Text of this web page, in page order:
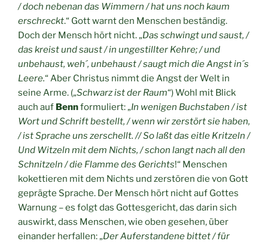
/ doch nebenan das Wimmern / hat uns noch kaum
erschreckt.“ Gott warnt den Menschen beständig.
Doch der Mensch hört nicht. „Das schwingt und saust, /
das kreist und saust / in ungestillter Kehre; / und
unbehaust, weh´, unbehaust / saugt mich die Angst in´s
Leere.“ Aber Christus nimmt die Angst der Welt in
seine Arme. („Schwarz ist der Raum“) Wohl mit Blick
auch auf Bennformuliert: „In wenigen Buchstaben / ist
Wort und Schrift bestellt, / wenn wir zerstört sie haben,
/ ist Sprache uns zerschellt. // So laßt das eitle Kritzeln /
Und Witzeln mit dem Nichts, / schon langt nach all den
Schnitzeln / die Flamme des Gerichts!“ Menschen
kokettieren mit dem Nichts und zerstören die von Gott
geprägte Sprache. Der Mensch hört nicht auf Gottes
Warnung – es folgt das Gottesgericht, das darin sich
auswirkt, dass Menschen, wie oben gesehen, über
einander herfallen: „Der Auferstandene bittet / für